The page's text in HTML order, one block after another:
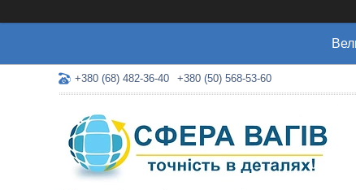
+380 (68) 482-36-40 +380 (50) 568-53-60